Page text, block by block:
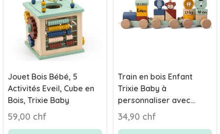
Jouet Bois Bébé, 5
Activités Eveil, Cube en
Bois, Trixie Baby
59,00 chf
Train en bois Enfant
Trixie Baby à
personnaliser avec
gravure, Idée Cadeau
Naissance
34,90 chf